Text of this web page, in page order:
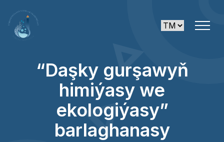
“Daşky gurşawyň
himiýasy we
ekologiýasy”
barlaghanasy